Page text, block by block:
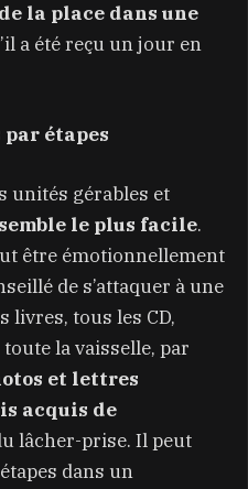
la place dans une
a été reçu un jour en
par étapes
unités gérables et
le plus facile.
être émotionnellement
de s’attaquer à une
livres, tous les CD,
la vaisselle, par
et lettres
acquis de
lâcher-prise. Il peut
dans un